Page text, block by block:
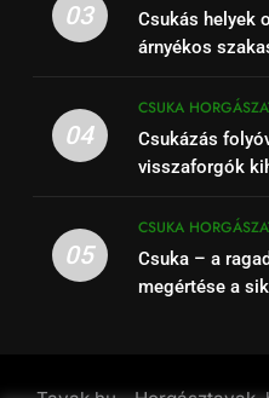
03
Csukás helyek
árnyékos
04
CSUKA
Csukázás
visszaforgók
05
CSUKA
Csuka – a
megértése a